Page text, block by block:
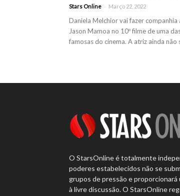
Stars Online - Março 22, 2022
Daniela Melchior vai fazer companhia
Jason Mamoa no 10º filme de uma
famosas do cinema. A atriz ainda não
O StarsOnline é totalmente
poderes estabelecidos não se
grupos de pressão e
à livre discussão. O StarsOnline